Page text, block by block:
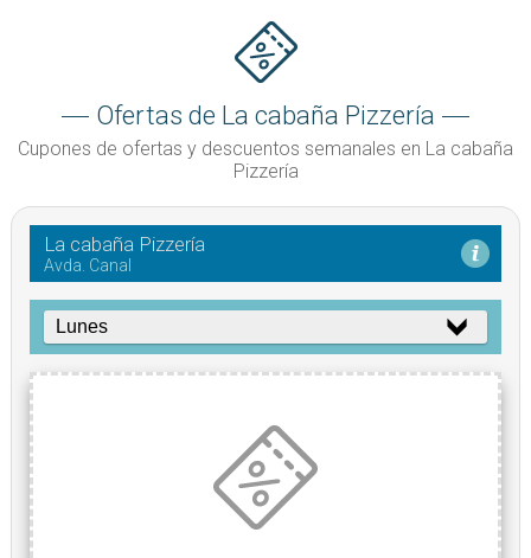
Ofertas de La cabaña Pizzería
Cupones de ofertas y descuentos semanales en La cabaña
Pizzería
La cabaña Pizzería
Avda. Canal